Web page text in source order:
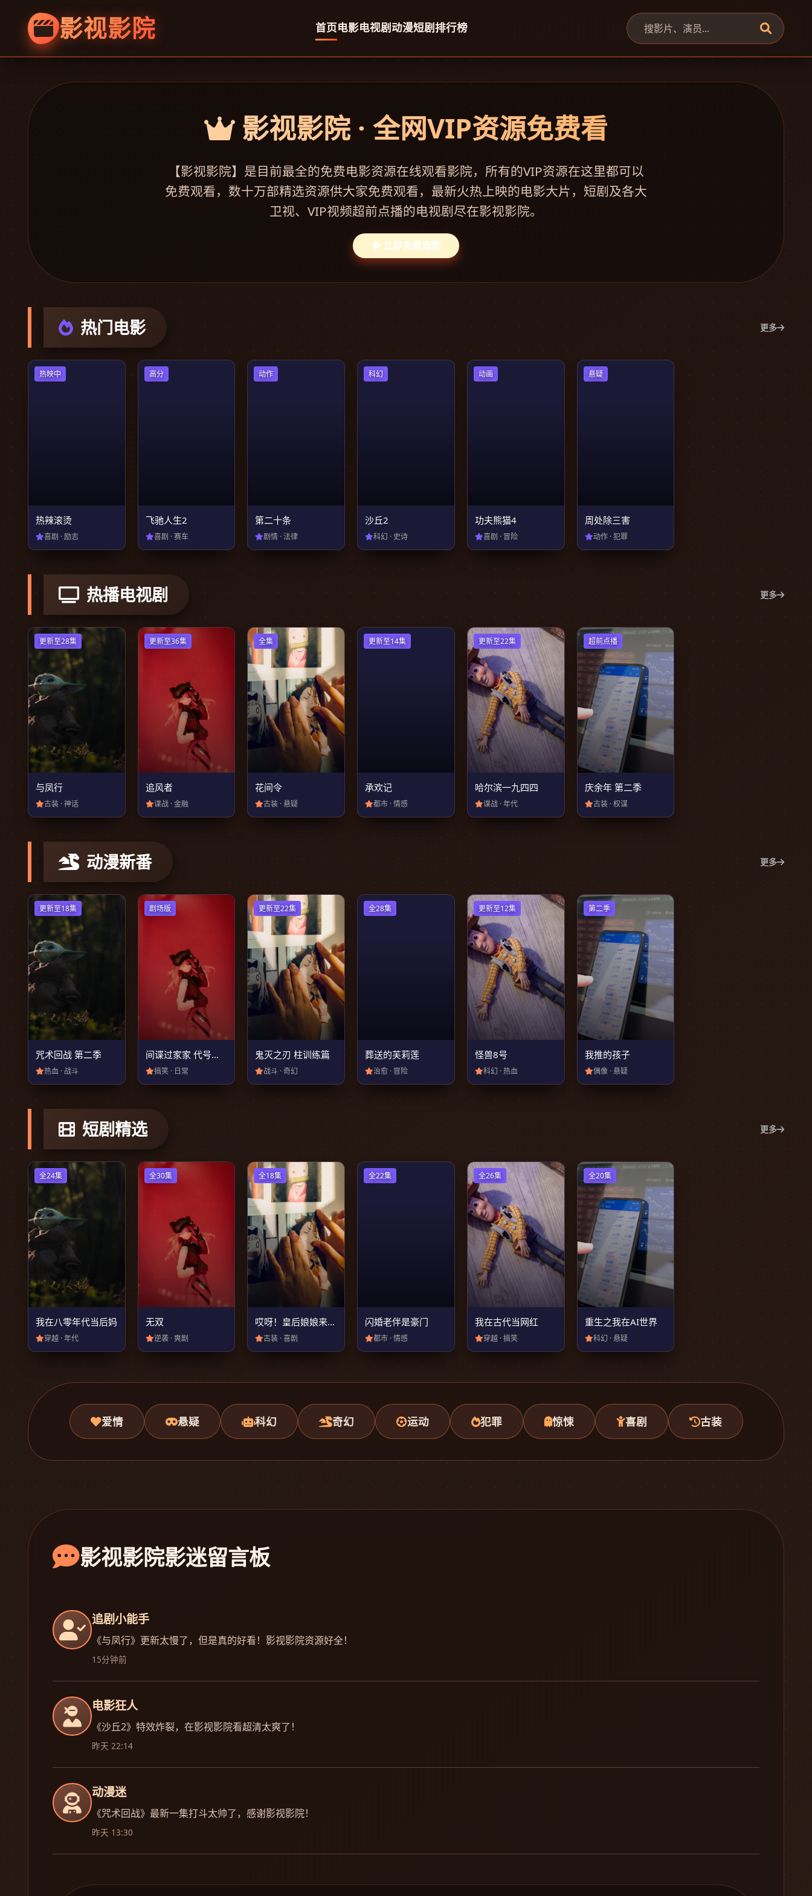
影视影院 首页电影电视剧动漫短剧排行榜
影视影院 · 全网VIP资源免费看
【影视影院】是目前最全的免费电影资源在线观看影院，所有的VIP资源在这里都可以
免费观看，数十万部精选资源供大家免费观看，最新火热上映的电影大片，短剧及各大
卫视、VIP视频超前点播的电视剧尽在影视影院。
立即免费观影
热门电影 更多
热映中
热辣滚烫
喜剧 · 励志
高分
飞驰人生2
喜剧 · 赛车
动作
第二十条
剧情 · 法律
科幻
沙丘2
科幻 · 史诗
动画
功夫熊猫4
喜剧 · 冒险
悬疑
周处除三害
动作 · 犯罪
热播电视剧 更多
更新至28集
与凤行
古装 · 神话
更新至36集
追风者
谍战 · 金融
全集
花间令
古装 · 悬疑
更新至14集
承欢记
都市 · 情感
更新至22集
哈尔滨一九四四
谍战 · 年代
超前点播
庆余年 第二季
古装 · 权谋
动漫新番 更多
更新至18集
咒术回战 第二季
热血 · 战斗
剧场版
间谍过家家 代号：白
搞笑 · 日常
更新至22集
鬼灭之刃 柱训练篇
战斗 · 奇幻
全28集
葬送的芙莉莲
治愈 · 冒险
更新至12集
怪兽8号
科幻 · 热血
第二季
我推的孩子
偶像 · 悬疑
短剧精选 更多
全24集
我在八零年代当后妈
穿越 · 年代
全30集
无双
逆袭 · 爽剧
全18集
哎呀！皇后娘娘来打工
古装 · 喜剧
全22集
闪婚老伴是豪门
都市 · 情感
全26集
我在古代当网红
穿越 · 搞笑
全20集
重生之我在AI世界
科幻 · 悬疑
爱情 悬疑 科幻 奇幻 运动 犯罪 惊悚 喜剧 古装
影视影院影迷留言板
追剧小能手
《与凤行》更新太慢了，但是真的好看！影视影院资源好全！
15分钟前
电影狂人
《沙丘2》特效炸裂，在影视影院看超清太爽了！
昨天 22:14
动漫迷
《咒术回战》最新一集打斗太帅了，感谢影视影院！
昨天 13:30